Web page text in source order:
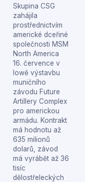
Skupina CSG
zahájila
prostřednictvím
americké dceřiné
společnosti MSM
North America
16. července v
Iowě výstavbu
muničního
závodu Future
Artillery Complex
pro americkou
armádu. Kontrakt
má hodnotu až
635 milionů
dolarů, závod
má vyrábět až 36
tisíc
dělostřeleckých